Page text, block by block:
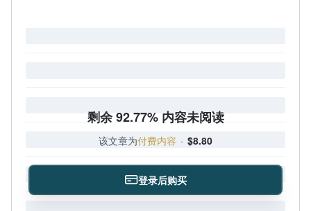
剩余 92.77% 内容未阅读
该文章为付费内容 · $8.80
登录后购买